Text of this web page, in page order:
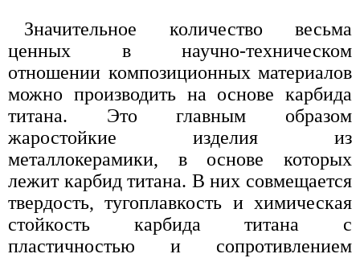
Значительное количество весьма
ценных в научно-техническом
отношении композиционных материалов
можно производить на основе карбида
титана. Это главным образом
жаростойкие изделия из
металлокерамики, в основе которых
лежит карбид титана. В них совмещается
твердость, тугоплавкость и химическая
стойкость карбида титана с
пластичностью и сопротивлением